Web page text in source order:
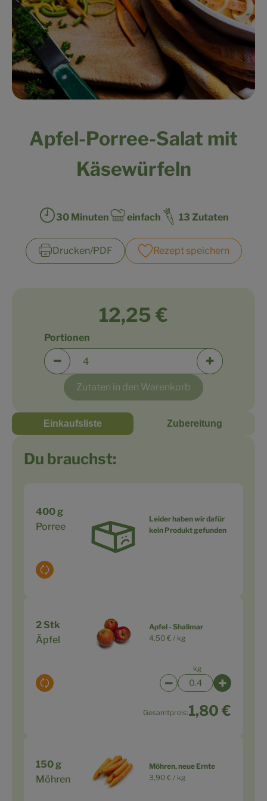
Kühltheke
Veganes
Brot
Speisekammer
Drogerie & Haushalt
Über uns
Für Kita & Büro
Blog
Apfel-Porree-Salat mit
Käsewürfeln
Zubreitungszeit:
30 Minuten
Schwierigkeit:
einfach 13 Zutaten
Drucken​/​PDF Rezept speichern
12,25 €
Portionen verringern (aktuell 4 Portionen
Portionen
Portionen
Zutaten in den Warenkorb
Einkaufsliste Zubereitung
Du brauchst:
400 g
Porree
Auswahl ändern
Leider haben wir dafür
kein Produkt gefunden
2 Stk
Äpfel
Auswahl ändern
Apfel - Shalimar
4,50 € / kg
kg
Artikelanzahl
Gesamtpreis:1,80 €
150 g
Möhren
Möhren, neue Ernte
3,90 € / kg